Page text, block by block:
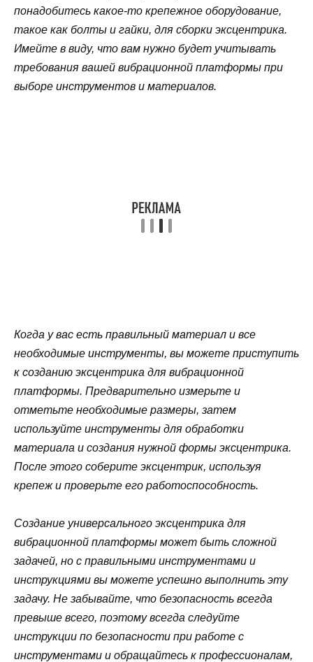
понадобитесь какое-то крепежное оборудование,
такое как болты и гайки, для сборки эксцентрика.
Имейте в виду, что вам нужно будет учитывать
требования вашей вибрационной платформы при
выборе инструментов и материалов.
Когда у вас есть правильный материал и все
необходимые инструменты, вы можете приступить
к созданию эксцентрика для вибрационной
платформы. Предварительно измерьте и
отметьте необходимые размеры, затем
используйте инструменты для обработки
материала и создания нужной формы эксцентрика.
После этого соберите эксцентрик, используя
крепеж и проверьте его работоспособность.
Создание универсального эксцентрика для
вибрационной платформы может быть сложной
задачей, но с правильными инструментами и
инструкциями вы можете успешно выполнить эту
задачу. Не забывайте, что безопасность всегда
превыше всего, поэтому всегда следуйте
инструкции по безопасности при работе с
инструментами и обращайтесь к профессионалам,